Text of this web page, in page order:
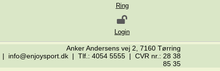
Ring
Login
Anker Andersens vej 2, 7160 Tørring
| info@enjoysport.dk | Tlf.: 4054 5555 | CVR nr.: 28 38
85 35